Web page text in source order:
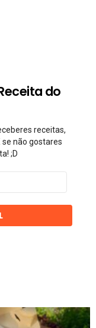
do
receitas,
se não gostares
;D